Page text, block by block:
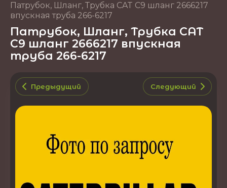
Патрубок, Шланг, Трубка CAT C9 шланг 2666217
впускная труба 266-6217
Патрубок, Шланг, Трубка CAT
C9 шланг 2666217 впускная
труба 266-6217
Предыдущий Следующий